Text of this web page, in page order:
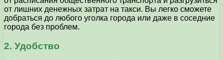
от лишних денежных затрат на такси. Вы легко сможете
добраться до любого уголка города или даже в соседние
города без проблем.
2. Удобство